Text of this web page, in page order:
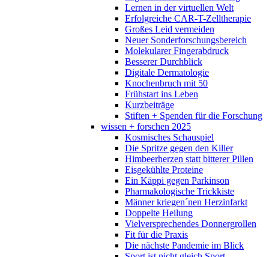
Lernen in der virtuellen Welt
Erfolgreiche CAR-T-Zelltherapie
Großes Leid vermeiden
Neuer Sonderforschungsbereich
Molekularer Fingerabdruck
Besserer Durchblick
Digitale Dermatologie
Knochenbruch mit 50
Frühstart ins Leben
Kurzbeiträge
Stiften + Spenden für die Forschung
wissen + forschen 2025
Kosmisches Schauspiel
Die Spritze gegen den Killer
Himbeerherzen statt bitterer Pillen
Eisgekühlte Proteine
Ein Käppi gegen Parkinson
Pharmakologische Trickkiste
Männer kriegen´nen Herzinfarkt
Doppelte Heilung
Vielversprechendes Donnergrollen
Fit für die Praxis
Die nächste Pandemie im Blick